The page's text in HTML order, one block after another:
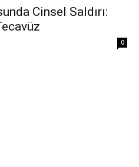
Cinsel Saldırı:
0